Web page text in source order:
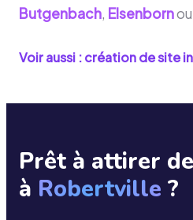
Butgenbach, Elsenbornou
Voir aussi : création de site
Prêt à attirer
à Robertville ?